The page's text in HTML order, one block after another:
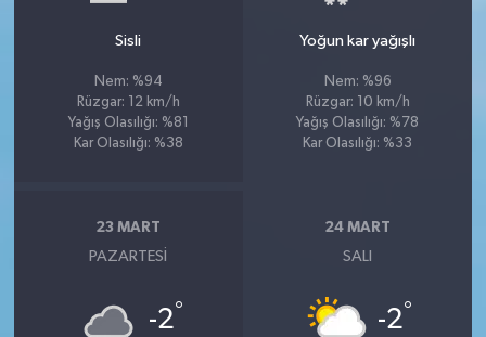
Sisli
Nem: %94
Rüzgar: 12 km/h
Yağış Olasılığı: %81
Kar Olasılığı: %38
Yoğun kar yağışlı
Nem: %96
Rüzgar: 10 km/h
Yağış Olasılığı: %78
Kar Olasılığı: %33
23 MART
PAZARTESI
-2°
24 MART
SALI
-2°